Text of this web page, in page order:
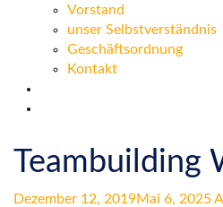
Vorstand
unser Selbstverständnis
Geschäftsordnung
Kontakt
Teambuilding
Dezember 12, 2019Mai 6, 2025